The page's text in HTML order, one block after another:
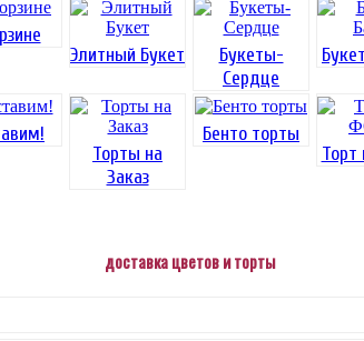
Элитный Букет
Букеты-
Сердце
Торты на
Заказ
Бенто торты
доставка цветов и торты